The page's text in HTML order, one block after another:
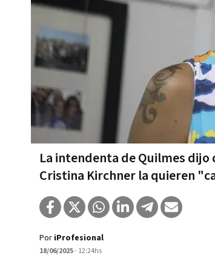
La intendenta de Quilmes
Cristina Kirchner la quieren
Por iProfesional
18/06/2025- 12:24hs